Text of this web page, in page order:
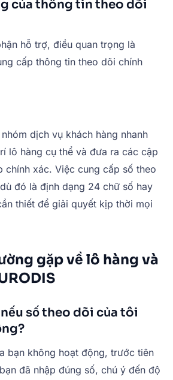
của thông tin theo dõi
hỗ trợ, điều quan trọng là
cấp thông tin theo dõi chính
dịch vụ khách hàng nhanh
lô hàng cụ thể và đưa ra các cập
chính xác. Việc cung cấp số theo
đó là định dạng 24 chữ số hay
thiết để giải quyết kịp thời mọi
gặp về lô hàng và
số theo dõi của tôi
bạn không hoạt động, trước tiên
đã nhập đúng số, chú ý đến độ